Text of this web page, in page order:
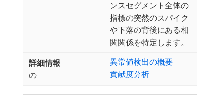
ンスセグメント全体の
指標の突然のスパイク
や下落の背後にある相
関関係を特定します。
異常値検出の概要
の
貢献度分析